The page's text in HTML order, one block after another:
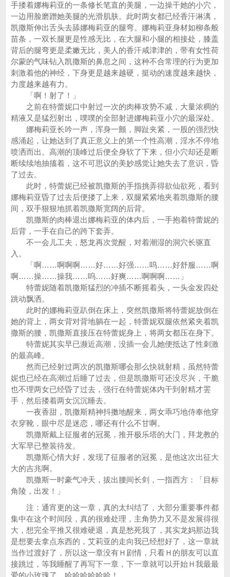
手搂着娜梅莉亚的一条修长笔直的美腿，一边操干她的小穴，
一边用脸磨蹭她美腿的光滑肌肤。此时两女都已经香汗淋漓，
凯撒斯伸出舌头去舔娜梅莉亚的腿弯。娜梅莉亚身材如柳条般
苗条，一双长腿更是性感无比，在大腿和小腿的相接处，膝盖
背后的腿弯更是柔嫩无比，美人的香汗咸津津的，带有女性荷
尔蒙的气味钻入凯撒斯的鼻息之间，这种不合常理的行为更加
刺激着他的神经，下身更是越来越硬，挺动的速度越来越快，
力度越来越有力。
「啊！射了！」
之前在特蕾妮口中射过一次的肉棒攻势不减，大量浓稠的
精液又是猛烈射出，噗噗的全部射进娜梅莉亚小穴的最深处。
娜梅莉亚长吟一声，浑身一颤，脚趾夹紧，一股的强烈快
感涌起，让她达到了真正意义上的第一个性高潮，淫水不停地
喷洒而出。高潮的顶峰过后便全身软了下来，但小穴却还是断
断续续地抽搐着，这不可思议的美妙感觉让她失去了意识，昏
了过去。
此时，特蕾妮已经被凯撒斯的手指挑弄得欲仙欲死，看到
娜梅莉亚昏了过去后便搂了上来，双腿紧紧地夹着凯撒斯的腰
间，双手狠狠地抓着凯撒斯宽阔的后背。
凯撒斯的肉棒退出娜梅莉亚的体内后，一手抱着特蕾妮的
后背，一手在自己的跨下套弄。
不一会儿工夫，怒龙再次觉醒，对着潮湿的洞穴长驱直
入。
「啊……啊啊啊……好……好强……呜……好舒服……啊
啊……操……操我……呜……好爽……啊啊啊……」
特蕾妮随着凯撒斯猛烈的冲插不断摇着头，一头金发四处
跳动飘洒。
此时的娜梅莉亚趴倒在床上，突然凯撒斯将特蕾妮放倒在
她的背上，两女背对背地躺在一起，特蕾妮双腿依然紧夹着凯
撒斯的腰，凯撒斯直接压在特蕾妮身上，将两女都压在身下。
特蕾妮其实早已濒近高潮，没插一会儿她便抵达了性刺激
的最高峰。
然而已经射过两次的凯撒斯哪会那么快就射精，虽然特蕾
妮也已经在高潮过后睡了过去，但是凯撒斯可还没尽兴，干脆
也不理两女已经昏了过去，强行在特蕾妮体内干到射精才罢
手，然后搂着两女沉沉睡去。
一夜香甜，凯撒斯精神抖擞地醒来，两女乖巧地侍奉他穿
衣穿靴，眼中尽是迷恋，哪还有什么不甘啊。
凯撒斯戴上征服者的冠冕，推开极乐塔的大门，拜龙教的
大军早已整装待发。
凯撒斯心情大好，发现了征服者的冠冕，是他这次出征大
大的吉兆啊。
凯撒斯一时豪气冲天，拔出腰间长剑，一指西方：「目标
角陵，出发！」
注：通宵更的这一章，真的太纠结了，大部分重要事件都
集中在这个时间段，真的很难处理，主角势力又不是发展得很
大，想完全平推又很难硬退，真是愁死我了，其实龙妈那边我
是想要去拿点东西的，艾莉亚的走向我已经想好了，这一章就
当作过渡好了，所以这一章没有Ｈ剧情，只看Ｈ的朋友可以直
接跳过，等我睡醒了再写下一章，下一章就可以开始Ｈ我最最
爱的小玫瑰了，哈哈哈哈哈哈！